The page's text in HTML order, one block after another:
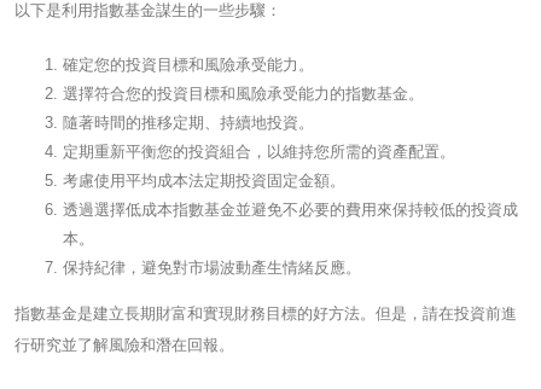
以下是利用指數基金謀生的一些步驟：
確定您的投資目標和風險承受能力。
選擇符合您的投資目標和風險承受能力的指數基金。
隨著時間的推移定期、持續地投資。
定期重新平衡您的投資組合，以維持您所需的資產配置。
考慮使用平均成本法定期投資固定金額。
透過選擇低成本指數基金並避免不必要的費用來保持較低的投資成
本。
保持紀律，避免對市場波動產生情緒反應。
指數基金是建立長期財富和實現財務目標的好方法。但是，請在投資前進
行研究並了解風險和潛在回報。